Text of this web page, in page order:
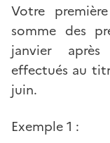
Votre
somme des
janvier
effectués au
juin.
Exemple 1 :